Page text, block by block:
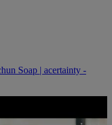
Soap | acertainty -